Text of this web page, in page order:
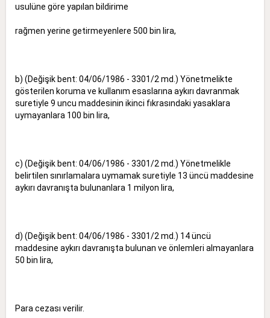
usulüne göre yapılan bildirime
rağmen yerine getirmeyenlere 500 bin lira,
b) (Değişik bent: 04/06/1986 - 3301/2 md.) Yönetmelikte
gösterilen koruma ve kullanım esaslarına aykırı davranmak
suretiyle 9 uncu maddesinin ikinci fıkrasındaki yasaklara
uymayanlara 100 bin lira,
c) (Değişik bent: 04/06/1986 - 3301/2 md.) Yönetmelikle
belirtilen sınırlamalara uymamak suretiyle 13 üncü maddesine
aykırı davranışta bulunanlara 1 milyon lira,
d) (Değişik bent: 04/06/1986 - 3301/2 md.) 14 üncü
maddesine aykırı davranışta bulunan ve önlemleri almayanlara
50 bin lira,
Para cezası verilir.